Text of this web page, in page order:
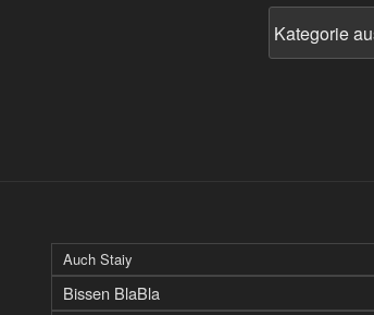
Auch Staiy
Bissen BlaBla